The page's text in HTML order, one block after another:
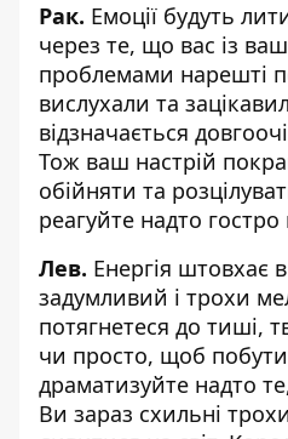
Рак. Емоції будуть
через те, що вас із
проблемами нарешті
вислухали та
відзначається
Тож ваш настрій
обійняти та
реагуйте надто
Лев. Енергія штовхає
задумливий і трохи
потягнетеся до тиші,
чи просто, щоб
драматизуйте надто
Ви зараз схильні